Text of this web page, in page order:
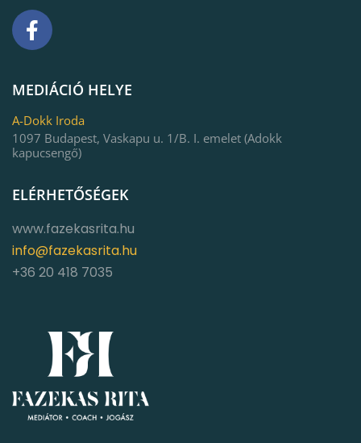
ELÉRHETŐSÉGEK
www.fazekasrita.hu
info@fazekasrita.hu
+36 20 418 7035
MEDIÁCIÓ HELYE
A-Dokk Iroda
1097 Budapest, Vaskapu u. 1/B. I. emelet (Adokk
kapucsengő)